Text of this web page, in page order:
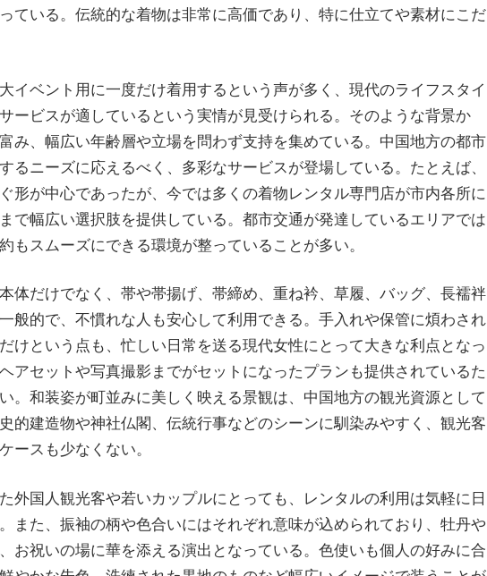
ている。伝統的な着物は非常に高価であり、特に仕立てや素材にこだ
イベント用に一度だけ着用するという声が多く、現代のライフスタイ
ービスが適しているという実情が見受けられる。そのような背景か
み、幅広い年齢層や立場を問わず支持を集めている。中国地方の都市
るニーズに応えるべく、多彩なサービスが登場している。たとえば、
形が中心であったが、今では多くの着物レンタル専門店が市内各所に
で幅広い選択肢を提供している。都市交通が発達しているエリアでは
もスムーズにできる環境が整っていることが多い。
体だけでなく、帯や帯揚げ、帯締め、重ね衿、草履、バッグ、長襦袢
般的で、不慣れな人も安心して利用できる。手入れや保管に煩わされ
けという点も、忙しい日常を送る現代女性にとって大きな利点となっ
アセットや写真撮影までがセットになったプランも提供されているた
。和装姿が町並みに美しく映える景観は、中国地方の観光資源として
的建造物や神社仏閣、伝統行事などのシーンに馴染みやすく、観光客
ースも少なくない。
外国人観光客や若いカップルにとっても、レンタルの利用は気軽に日
また、振袖の柄や色合いにはそれぞれ意味が込められており、牡丹や
お祝いの場に華を添える演出となっている。色使いも個人の好みに合